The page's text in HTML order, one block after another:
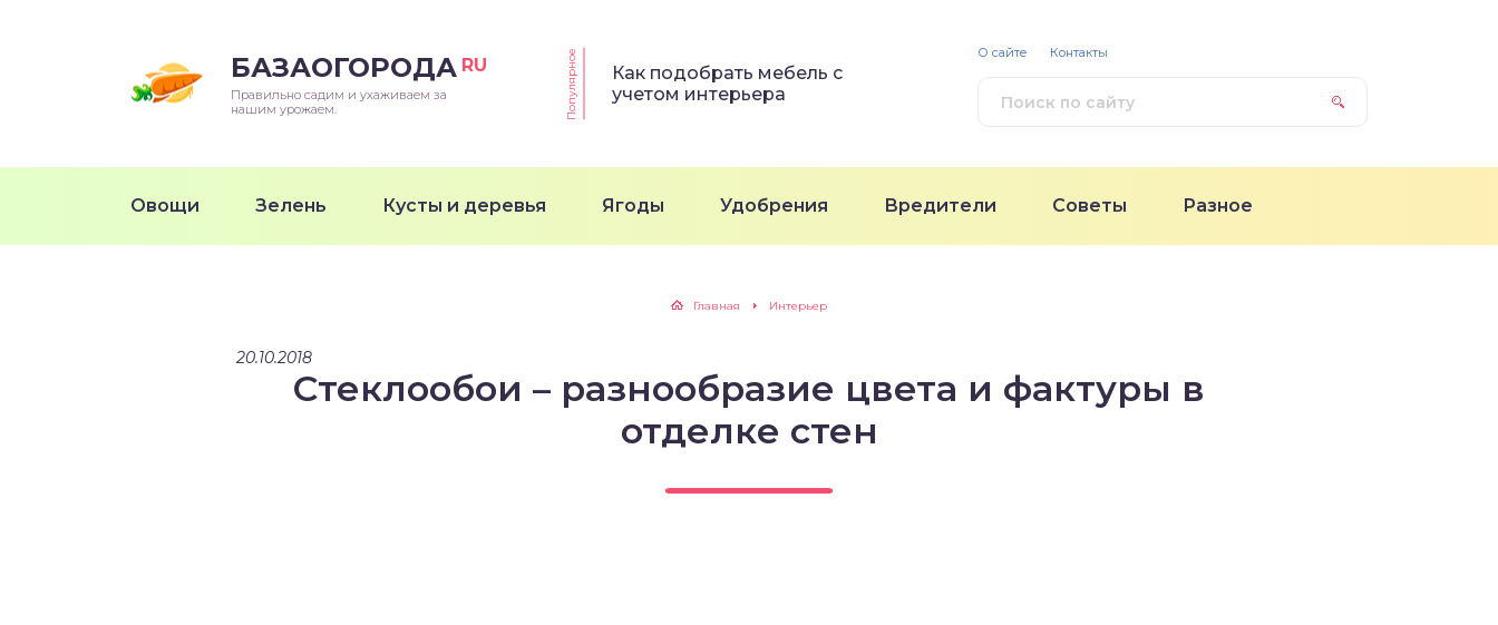
БАЗАОГОРОДА RU
Правильно садим и ухаживаем за
нашим урожаем.
Популярное
Как подобрать мебель с
учетом интерьера
Овощи Зелень Кусты и деревья Ягоды Удобрения Вредители Советы Разное
О сайте Контакты
Главная Интерьер
20.10.2018
Стеклообои – разнообразие цвета и фактуры в
отделке стен